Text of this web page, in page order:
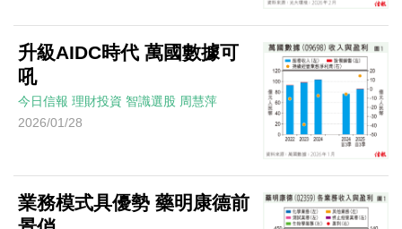
升級AIDC時代 萬國數據可
吼
今日信報 理財投資 智識選股 周慧萍
2026/01/28
業務模式具優勢 藥明康德前